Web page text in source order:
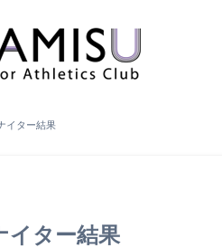
イター結果
イター結果